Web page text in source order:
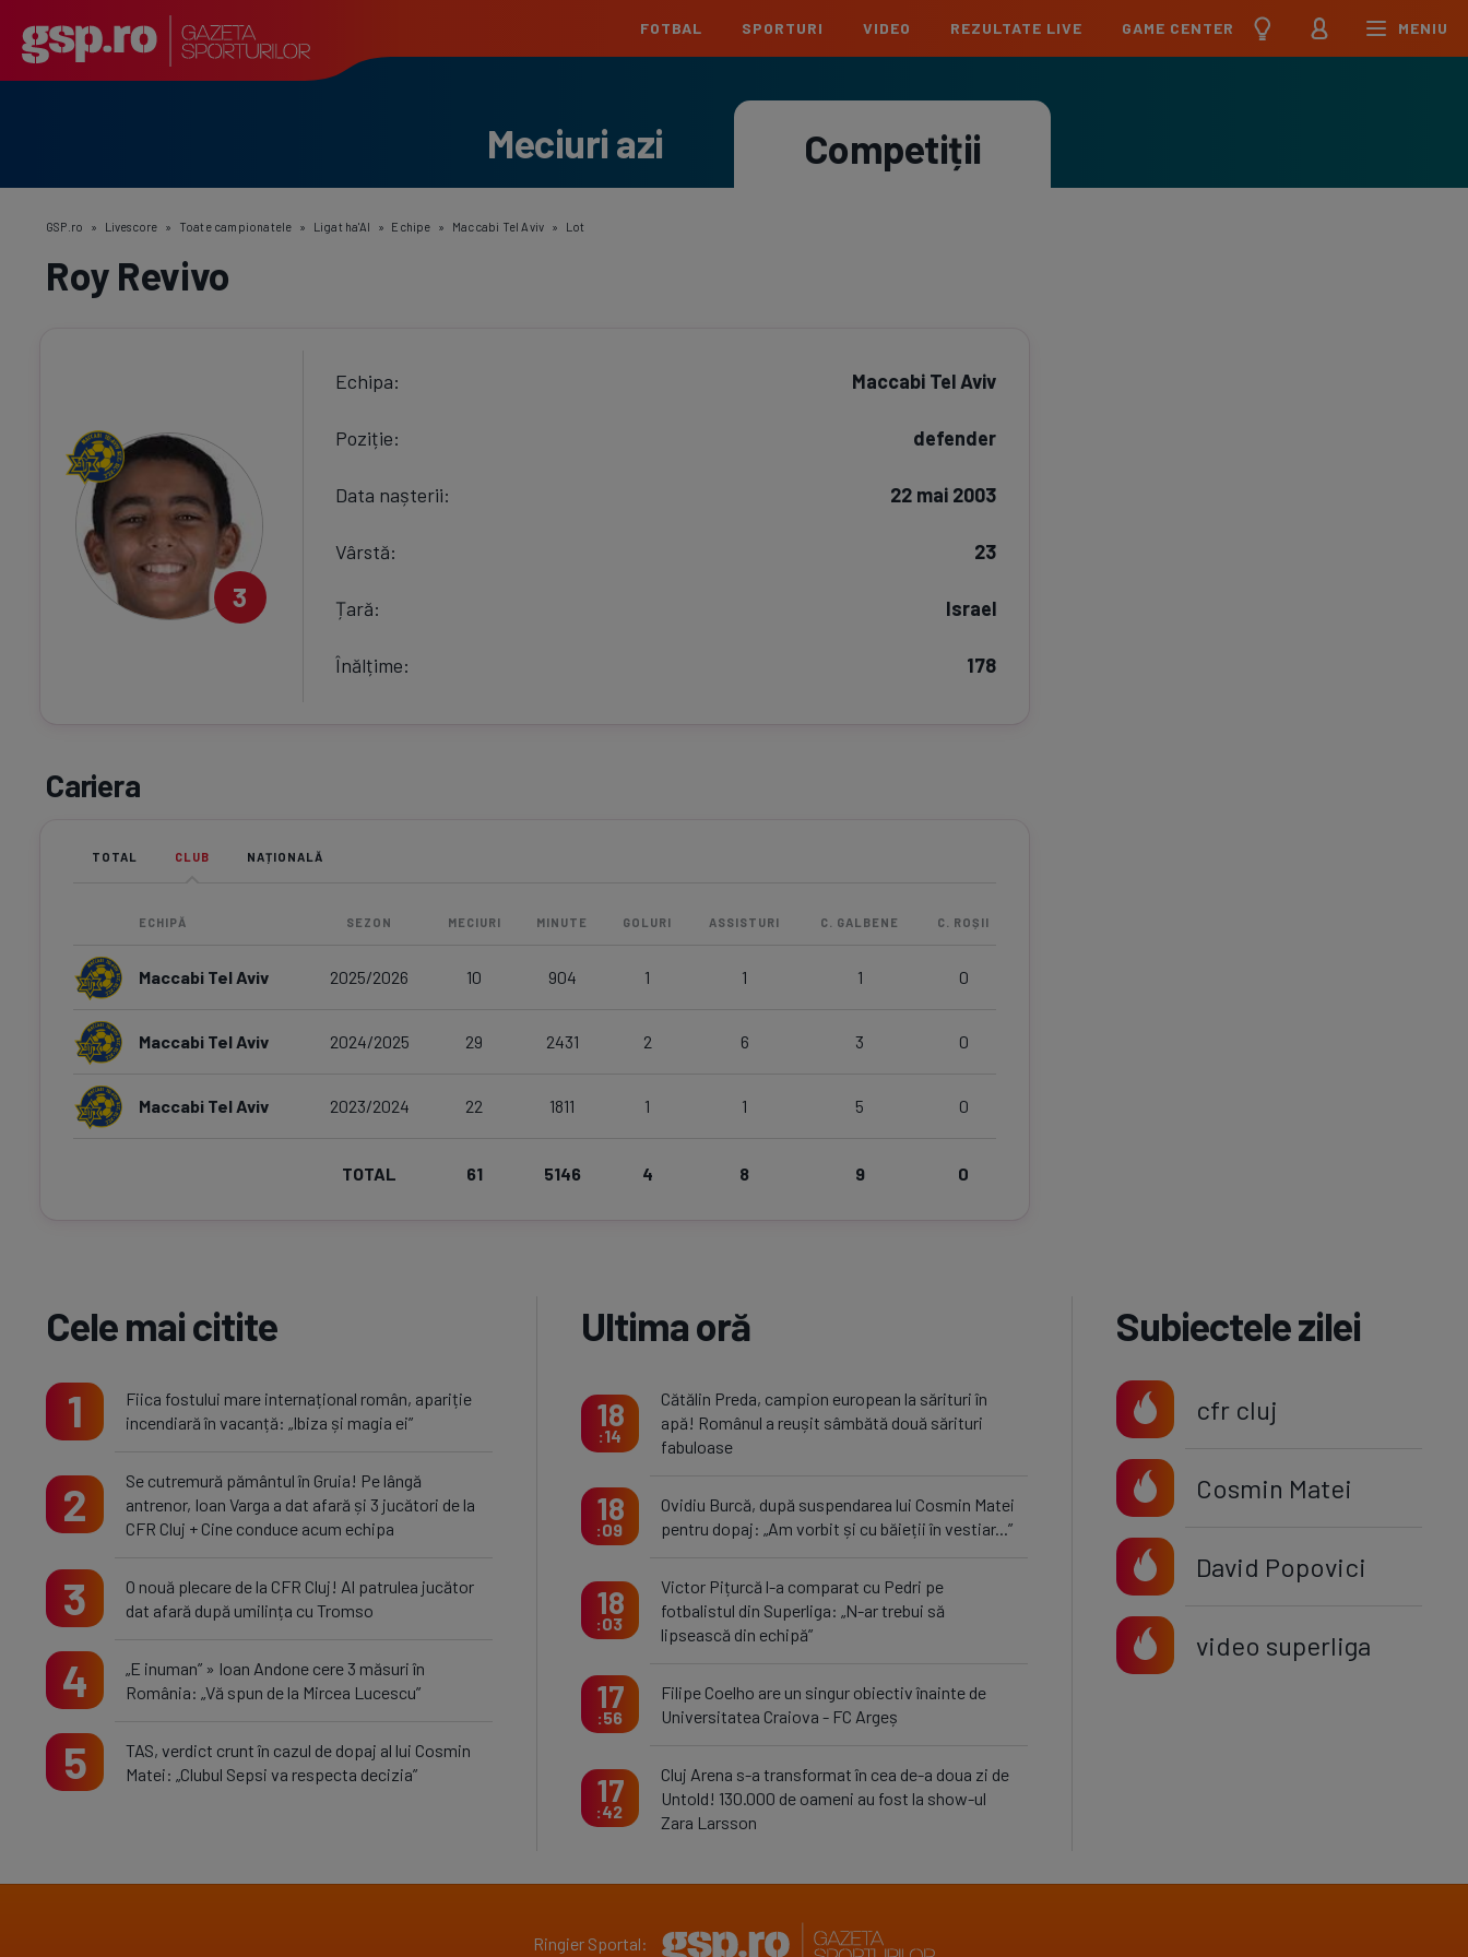
FOTBAL
Clasament
Liga 2
Echipe
Europa League
Premier League
U21
Pariuri sportive
SPORTURI VIDEO REZULTATE LIVE GAME CENTER MENIU
Meciuri azi Competiții
GSP.ro » Livescore » Toate campionatele » Ligat ha'Al » Echipe » Maccabi Tel Aviv » Lot
Roy Revivo
3
Echipa Maccabi Tel Aviv
Poziție defender
Data nașterii 22 mai 2003
Vârstă 23
Țară Israel
Înălțime 178
Cariera
TOTAL CLUB NAȚIONALĂ
ECHIPĂ SEZON MECIURI MINUTE GOLURI ASSISTURI C. GALBENE C. ROȘII
Maccabi Tel Aviv 2025/2026 10 904 1 1 1 0
Maccabi Tel Aviv 2024/2025 29 2431 2 6 3 0
Maccabi Tel Aviv 2023/2024 22 1811 1 1 5 0
TOTAL 61 5146 4 8 9 0
Cele mai citite
1
Fiica fostului mare internațional român, apariție
incendiară în vacanță: „Ibiza și magia ei”
2
Se cutremură pământul în Gruia! Pe lângă
antrenor, Ioan Varga a dat afară și 3 jucători de la
CFR Cluj + Cine conduce acum echipa
3
O nouă plecare de la CFR Cluj! Al patrulea jucător
dat afară după umilința cu Tromso
4
„E inuman” » Ioan Andone cere 3 măsuri în
România: „Vă spun de la Mircea Lucescu”
5
TAS, verdict crunt în cazul de dopaj al lui Cosmin
Matei: „Clubul Sepsi va respecta decizia”
Ultima oră
18
14
Cătălin Preda, campion european la sărituri în
apă! Românul a reușit sâmbătă două sărituri
fabuloase
18
09
Ovidiu Burcă, după suspendarea lui Cosmin Matei
pentru dopaj: „Am vorbit și cu băieții în vestiar...”
18
03
Victor Pițurcă l-a comparat cu Pedri pe
fotbalistul din Superliga: „N-ar trebui să
lipsească din echipă”
17
56
Filipe Coelho are un singur obiectiv înainte de
Universitatea Craiova - FC Argeș
17
42
Cluj Arena s-a transformat în cea de-a doua zi de
Untold! 130.000 de oameni au fost la show-ul
Zara Larsson
Subiectele zilei
cfr cluj
Cosmin Matei
David Popovici
video superliga
Ringier Sportal: